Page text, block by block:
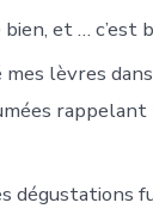
et … c’est
mes lèvres
rappelant
dégustations